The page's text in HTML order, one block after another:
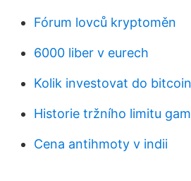
Fórum lovců kryptoměn
6000 liber v eurech
Kolik investovat do
Historie tržního limitu
Cena antihmoty v indii